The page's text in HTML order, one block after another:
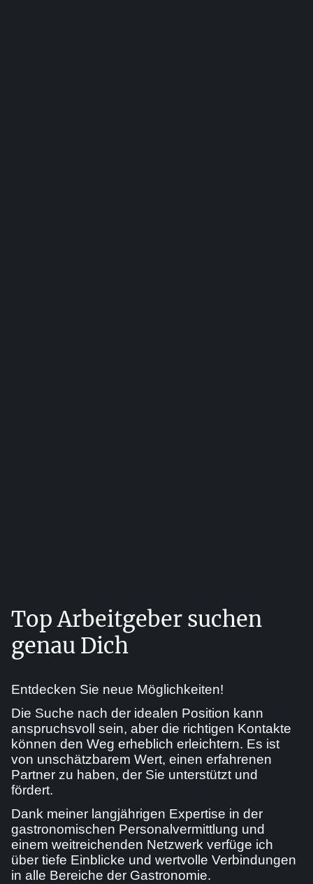
Top Arbeitgeber suchen
genau Dich
Entdecken Sie neue Möglichkeiten!
Die Suche nach der idealen Position kann
anspruchsvoll sein, aber die richtigen Kontakte
können den Weg erheblich erleichtern. Es ist
von unschätzbarem Wert, einen erfahrenen
Partner zu haben, der Sie unterstützt und
fördert.
Dank meiner langjährigen Expertise in der
gastronomischen Personalvermittlung und
einem weitreichenden Netzwerk verfüge ich
über tiefe Einblicke und wertvolle Verbindungen
in alle Bereiche der Gastronomie.